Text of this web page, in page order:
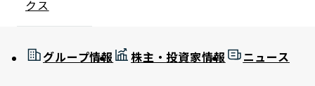
クス
グループ情報 株主・投資家情報 ニュース